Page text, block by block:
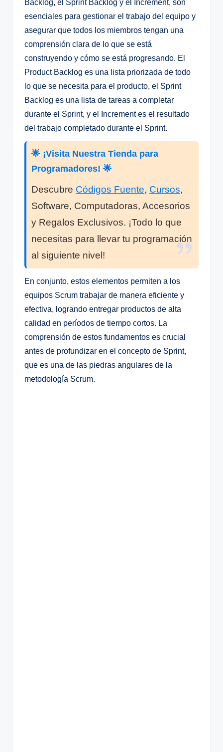
Backlog, el Sprint Backlog y el Increment, son
esenciales para gestionar el trabajo del equipo y
asegurar que todos los miembros tengan una
comprensión clara de lo que se está
construyendo y cómo se está progresando. El
Product Backlog es una lista priorizada de todo
lo que se necesita para el producto, el Sprint
Backlog es una lista de tareas a completar
durante el Sprint, y el Increment es el resultado
del trabajo completado durante el Sprint.
🌟 ¡Visita Nuestra Tienda para
Programadores! 🌟
Descubre Códigos Fuente, Cursos,
Software, Computadoras, Accesorios
y Regalos Exclusivos. ¡Todo lo que
necesitas para llevar tu programación
al siguiente nivel!
En conjunto, estos elementos permiten a los
equipos Scrum trabajar de manera eficiente y
efectiva, logrando entregar productos de alta
calidad en períodos de tiempo cortos. La
comprensión de estos fundamentos es crucial
antes de profundizar en el concepto de Sprint,
que es una de las piedras angulares de la
metodología Scrum.